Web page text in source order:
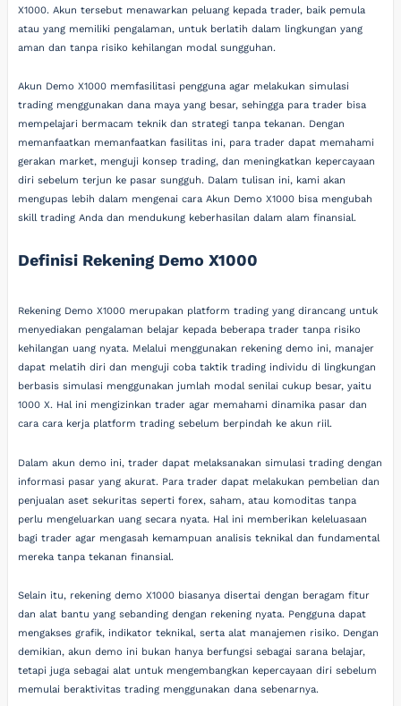
X1000. Akun tersebut menawarkan peluang kepada trader, baik pemula
atau yang memiliki pengalaman, untuk berlatih dalam lingkungan yang
aman dan tanpa risiko kehilangan modal sungguhan.
Akun Demo X1000 memfasilitasi pengguna agar melakukan simulasi
trading menggunakan dana maya yang besar, sehingga para trader bisa
mempelajari bermacam teknik dan strategi tanpa tekanan. Dengan
memanfaatkan memanfaatkan fasilitas ini, para trader dapat memahami
gerakan market, menguji konsep trading, dan meningkatkan kepercayaan
diri sebelum terjun ke pasar sungguh. Dalam tulisan ini, kami akan
mengupas lebih dalam mengenai cara Akun Demo X1000 bisa mengubah
skill trading Anda dan mendukung keberhasilan dalam alam finansial.
Definisi Rekening Demo X1000
Rekening Demo X1000 merupakan platform trading yang dirancang untuk
menyediakan pengalaman belajar kepada beberapa trader tanpa risiko
kehilangan uang nyata. Melalui menggunakan rekening demo ini, manajer
dapat melatih diri dan menguji coba taktik trading individu di lingkungan
berbasis simulasi menggunakan jumlah modal senilai cukup besar, yaitu
1000 X. Hal ini mengizinkan trader agar memahami dinamika pasar dan
cara cara kerja platform trading sebelum berpindah ke akun riil.
Dalam akun demo ini, trader dapat melaksanakan simulasi trading dengan
informasi pasar yang akurat. Para trader dapat melakukan pembelian dan
penjualan aset sekuritas seperti forex, saham, atau komoditas tanpa
perlu mengeluarkan uang secara nyata. Hal ini memberikan keleluasaan
bagi trader agar mengasah kemampuan analisis teknikal dan fundamental
mereka tanpa tekanan finansial.
Selain itu, rekening demo X1000 biasanya disertai dengan beragam fitur
dan alat bantu yang sebanding dengan rekening nyata. Pengguna dapat
mengakses grafik, indikator teknikal, serta alat manajemen risiko. Dengan
demikian, akun demo ini bukan hanya berfungsi sebagai sarana belajar,
tetapi juga sebagai alat untuk mengembangkan kepercayaan diri sebelum
memulai beraktivitas trading menggunakan dana sebenarnya.